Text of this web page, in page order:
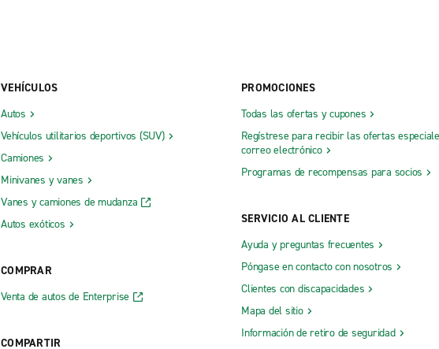
VEHÍCULOS
Autos
Vehículos utilitarios deportivos (SUV)
Camiones
Minivanes y vanes
Vanes y camiones de mudanza
Autos exóticos
COMPRAR
Venta de autos de Enterprise
COMPARTIR
PROMOCIONES
Todas las ofertas y cupones
Regístrese para recibir las ofertas
correo electrónico
Programas de recompensas para socios
SERVICIO AL CLIENTE
Ayuda y preguntas frecuentes
Póngase en contacto con nosotros
Clientes con discapacidades
Mapa del sitio
Información de retiro de seguridad